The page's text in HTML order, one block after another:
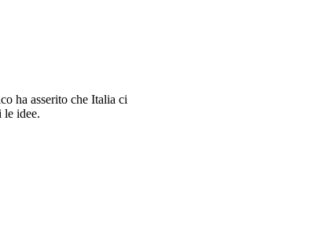
ha asserito che Italia ci
idee.